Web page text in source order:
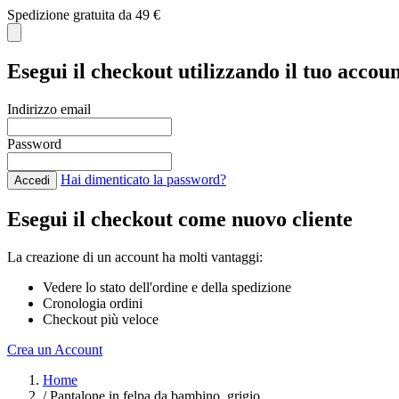
Spedizione gratuita da 49 €
Esegui il checkout utilizzando il tuo
Indirizzo email
Password
Accedi Hai dimenticato la password?
Esegui il checkout come nuovo cliente
La creazione di un account ha molti vantaggi:
Vedere lo stato dell'ordine e della spedizione
Cronologia ordini
Checkout più veloce
Crea un Account
Home
/ Pantalone in felpa da bambino, grigio